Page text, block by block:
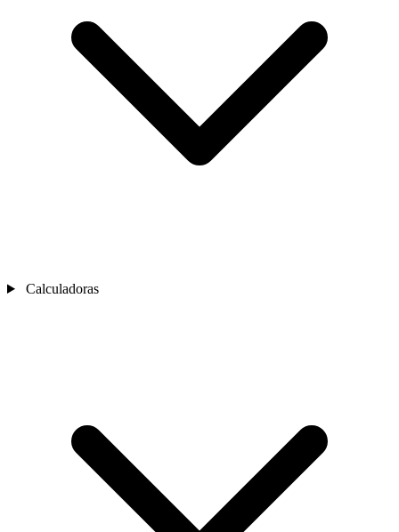
Calculadoras